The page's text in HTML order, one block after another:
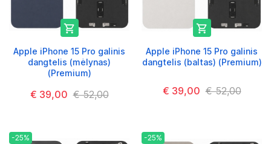

Apple iPhone 15 Pro galinis
dangtelis (mėlynas)
(Premium)
€ 39,00 € 52,00

Apple iPhone 15 Pro galinis
dangtelis (baltas) (Premium)
€ 39,00 € 52,00
-25%
-25%